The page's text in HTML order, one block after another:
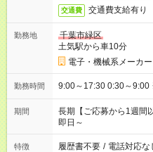
交通費 交通費支給有り
勤務地
千葉市緑区
土気駅から車10分
電子・機械系メーカー
勤務時間
期間
長期【ご応募から1週間
即日～
特徴 履歴書不要 / 電話対応な